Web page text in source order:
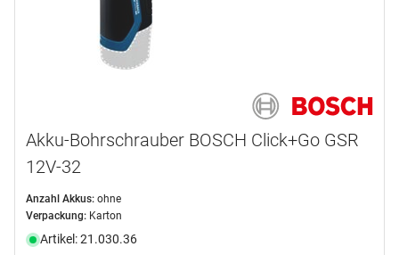
Akku-Bohrschrauber BOSCH Click+Go GSR
12V-32
Anzahl Akkus: ohne
Verpackung: Karton
Artikel: 21.030.36